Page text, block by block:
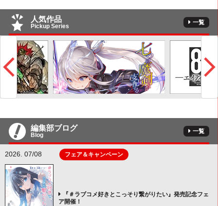
人気作品
Pickup Series
一覧
編集部ブログ
Blog
一覧
2026. 07/08 フェア＆キャンペーン
『＃ラブコメ好きとこっそり繋がりたい』発売記念フェ
ア開催！